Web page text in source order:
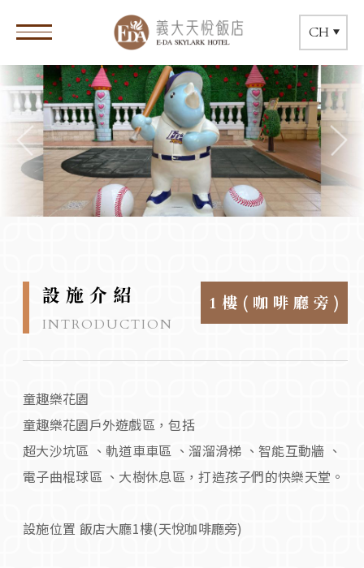
設施介紹
INTRODUCTION
1樓(咖啡廳旁)
童趣樂花園
童趣樂花園戶外遊戲區，包括
超大沙坑區 、軌道車車區 、溜溜滑梯 、智能互動牆 、
電子曲棍球區 、大樹休息區，打造孩子們的快樂天堂。
設施位置 飯店大廳1樓(天悅咖啡廳旁)
CH